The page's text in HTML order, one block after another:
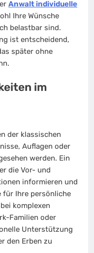
Anwalt individuelle
Ihre Wünsche
belastbar sind.
ist entscheidend,
später ohne
im
der klassischen
Auflagen oder
werden. Ein
die Vor- und
informieren und
für Ihre persönliche
komplexen
Familien oder
Unterstützung
den Erben zu